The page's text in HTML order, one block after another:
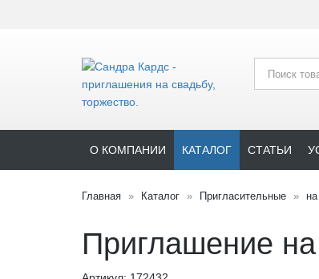
О КОМПАНИИ КАТАЛОГ СТАТЬИ
Главная Каталог Пригласительные
Приглашение